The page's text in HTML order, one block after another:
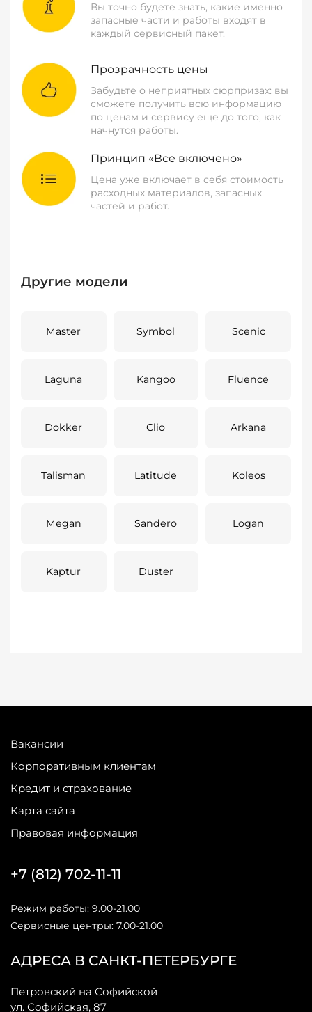
Вы точно будете знать, какие именно
запасные части и работы входят в
каждый сервисный пакет.
Прозрачность цены
Забудьте о неприятных сюрпризах: вы
сможете получить всю информацию
по ценам и сервису еще до того, как
начнутся работы.
Принцип «Все включено»
Цена уже включает в себя стоимость
расходных материалов, запасных
частей и работ.
Другие модели
Master Symbol Scenic
Laguna Kangoo Fluence
Dokker Clio Arkana
Talisman Latitude Koleos
Megan Sandero Logan
Kaptur Duster
Вакансии
Корпоративным клиентам
Кредит и страхование
Карта сайта
Правовая информация
АДРЕСА В САНКТ-ПЕТЕРБУРГЕ
Петровский на Софийской
ул. Софийская, 87
+7 (812) 702-11-11
Режим работы: 9.00-21.00
Сервисные центры: 7.00-21.00